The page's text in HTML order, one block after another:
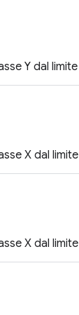
Y dal
X dal
X dal